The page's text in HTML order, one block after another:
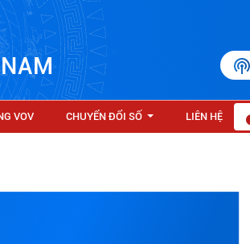
VOV CHUYỂN ĐỔI SỐ LIÊN HỆ